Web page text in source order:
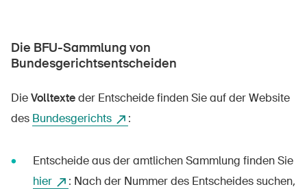
Die BFU-Sammlung von
Bundesgerichtsentscheiden
DieVolltexteder Entscheide finden Sie auf der Website
des Bundesgerichts :
Entscheide aus der amtlichen Sammlung finden Sie
hier
: Nach der Nummer des Entscheides suchen,